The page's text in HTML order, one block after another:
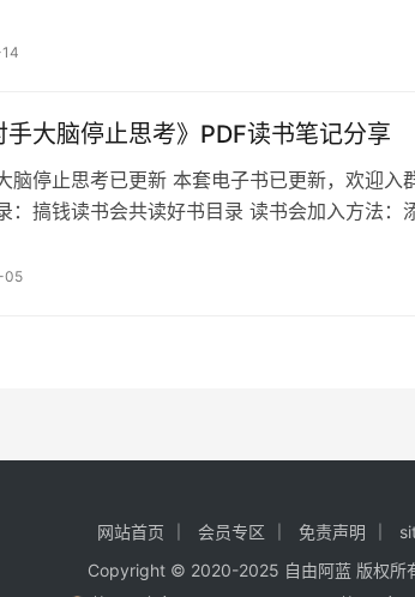
三版已更新 本套电子书已更新，欢迎入群交流
手大脑停止思考》PDF读书笔记分享
脑停止思考已更新 本套电子书已更新，欢迎入
：搞钱读书会共读好书目录 读书会加入方法：
你可以使有钱的人给钱你。你也可以使有权的
05
网站首页 会员专区 免责声明
Copyright © 2020-2025 自由阿蓝 版权所